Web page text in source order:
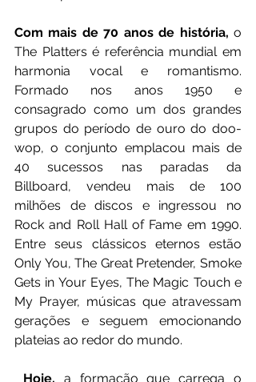
Com mais de 70 anos de história, o
The Platters é referência mundial em
harmonia vocal e romantismo.
Formado nos anos 1950 e
consagrado como um dos grandes
grupos do período de ouro do doo-
wop, o conjunto emplacou mais de
40 sucessos nas paradas da
Billboard, vendeu mais de 100
milhões de discos e ingressou no
Rock and Roll Hall of Fame em 1990.
Entre seus clássicos eternos estão
Only You, The Great Pretender, Smoke
Gets in Your Eyes, The Magic Touch e
My Prayer, músicas que atravessam
gerações e seguem emocionando
plateias ao redor do mundo.
Hoje, a formação que carrega o